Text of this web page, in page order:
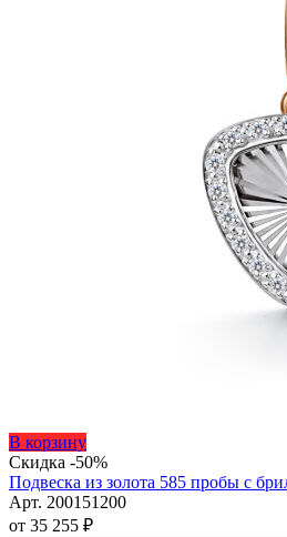
В корзинуЭтот
товар
имеет
несколько
вариаций.
Скидка -50%
Подвеска из золота 585 пробы с
Арт. 200151200
от 35 255 ₽